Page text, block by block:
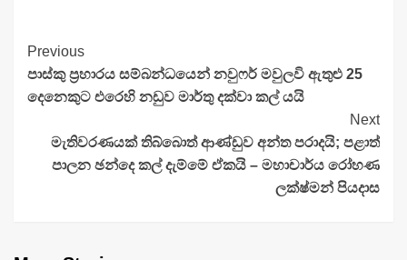
Continue
Reading
Previous
පාස්කු ප්‍රහාරය සම්බන්ධයෙන් නවුෆර් මවුලවි ඇතුළු 25
දෙනෙකුට එරෙහි නඩුව මාර්තු දක්වා කල් යයි
Next
මැතිවරණයක් තිබ්බොත් ආණ්ඩුව අන්ත පරාදයි; පළාත්
පාලන ඡන්දෙ කල් දැම්මේ ඒකයි – මහාචාර්ය රෝහණ
ලක්ෂ්මන් පියදාස